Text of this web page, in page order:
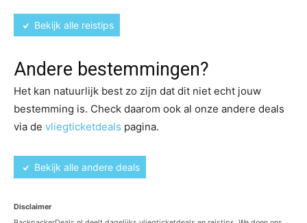
Bekijk alle reistips
Andere bestemmingen?
Het kan natuurlijk best zo zijn dat dit niet echt jouw
bestemming is. Check daarom ook al onze andere deals
via de vliegticketdeals pagina.
Bekijk alle andere deals
Disclaimer